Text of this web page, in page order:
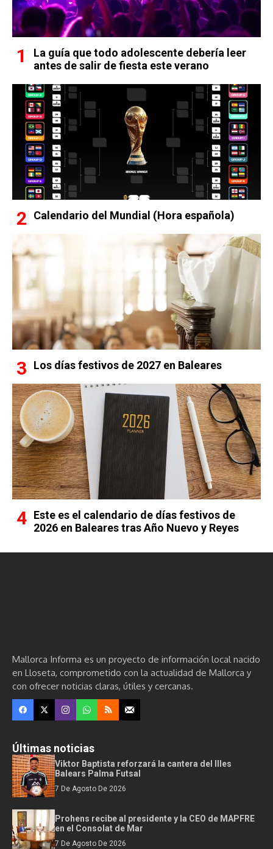
La guía que todo adolescente debería leer
antes de salir de fiesta este verano
Calendario del Mundial (Hora española)
Los días festivos de 2027 en Baleares
Este es el calendario de días festivos de
2026 en Baleares tras Año Nuevo y Reyes
Mallorca Informa es un proyecto de información local nacido
en Lloseta, comprometido con la actualidad de Mallorca y
con ofrecer noticias claras, útiles y cercanas.
Últimas noticias
Viktor Baptista reforzará la cantera del Illes
Balears Palma Futsal
7 De Agosto De 2026
Prohens recibe al presidente y la CEO de MAPFRE
en el Consolat de Mar
7 De Agosto De 2026